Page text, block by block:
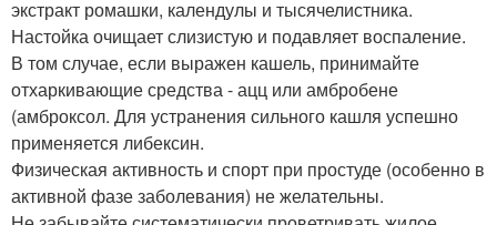
экстракт ромашки, календулы и тысячелистника.
Настойка очищает слизистую и подавляет воспаление.
В том случае, если выражен кашель, принимайте
отхаркивающие средства - ацц или амбробене
(амброксол. Для устранения сильного кашля успешно
применяется либексин.
Физическая активность и спорт при простуде (особенно в
активной фазе заболевания) не желательны.